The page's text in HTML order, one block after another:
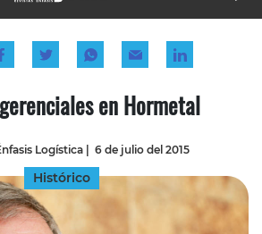
en Hormetal
Logística| 6 de julio del 2015
Histórico